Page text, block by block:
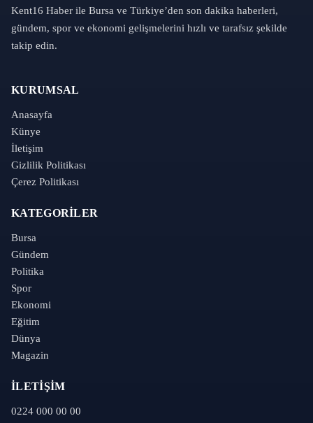
Kent16 Haber ile Bursa ve Türkiye’den son dakika haberleri,
gündem, spor ve ekonomi gelişmelerini hızlı ve tarafsız şekilde
takip edin.
KURUMSAL
Anasayfa
Künye
İletişim
Gizlilik Politikası
Çerez Politikası
KATEGORILER
Bursa
Gündem
Politika
Spor
Ekonomi
Eğitim
Dünya
Magazin
İLETIŞIM
0224 000 00 00